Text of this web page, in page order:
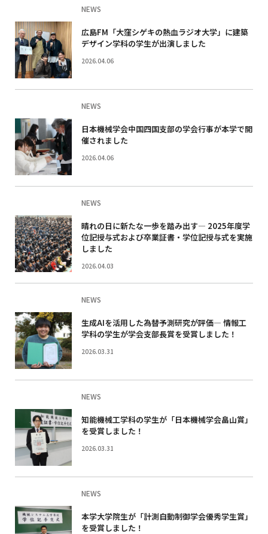
NEWS
広島FM「大窪シゲキの熱血ラジオ大学」に建築
デザイン学科の学生が出演しました
2026.04.06
NEWS
日本機械学会中国四国支部の学会行事が本学で開
催されました
2026.04.06
NEWS
晴れの日に新たな一歩を踏み出す― 2025年度学
位記授与式および卒業証書・学位記授与式を実施
しました
2026.04.03
NEWS
生成AIを活用した為替予測研究が評価― 情報工
学科の学生が学会支部長賞を受賞しました！
2026.03.31
NEWS
知能機械工学科の学生が「日本機械学会畠山賞」
を受賞しました！
2026.03.31
NEWS
本学大学院生が「計測自動制御学会優秀学生賞」
を受賞しました！